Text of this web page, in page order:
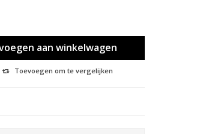
aan winkelwagen
Toevoegen om te vergelijken